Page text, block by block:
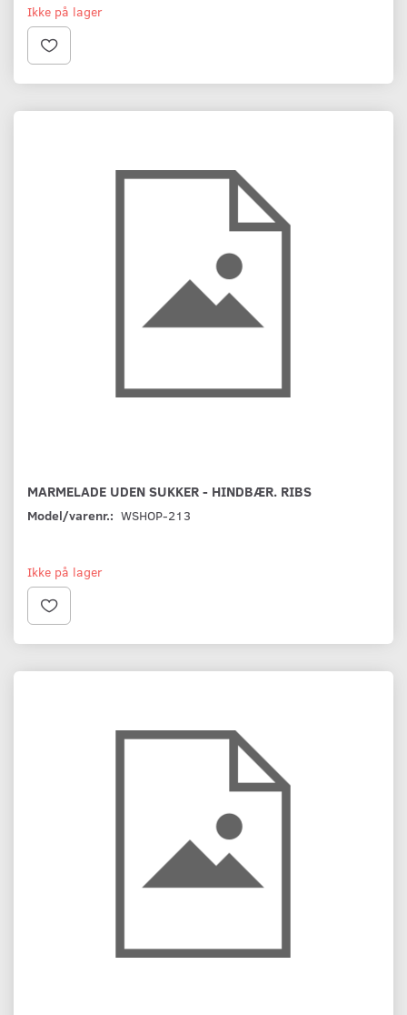
Ikke på lager
MARMELADE UDEN SUKKER - HINDBÆR. RIBS
Model/varenr.: WSHOP-213
Ikke på lager